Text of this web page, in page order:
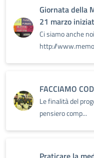
Giornata della
21 marzo
Ci siamo anche
http://
FACCIAMO
Le finalità del
pensiero comp...